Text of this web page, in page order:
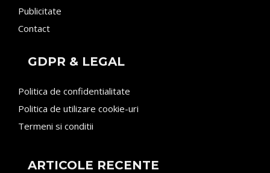
Publicitate
Contact
GDPR & LEGAL
Politica de confidentialitate
Politica de utilizare cookie-uri
Termeni si conditii
ARTICOLE RECENTE